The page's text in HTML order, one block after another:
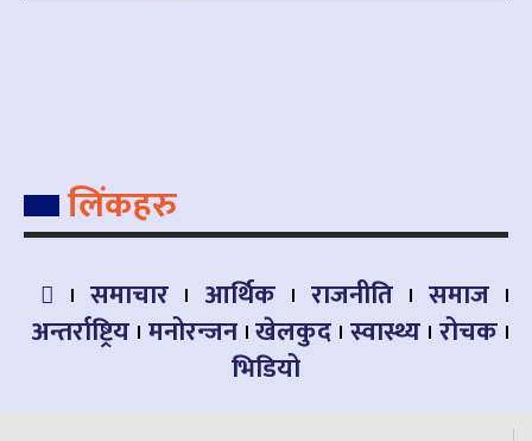
लिंकहरु
समाचार आर्थिक राजनीति
समाज
अन्तर्राष्ट्रिय मनोरन्जन खेलकुद स्वास्थ्य रोचक
भिडियो